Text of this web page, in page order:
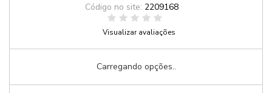
Código no site: 2209168
Visualizar avaliações
Carregando opções..